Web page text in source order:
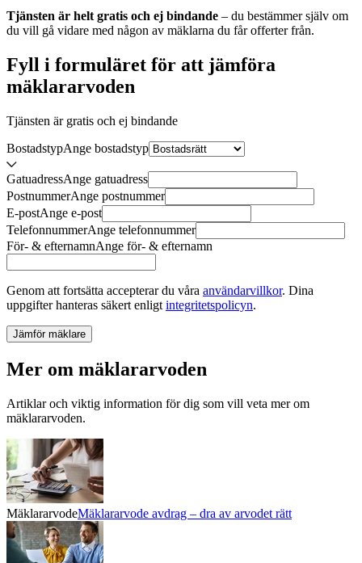
Tjänsten är helt gratis och ej bindande – du bestämmer själv om
du vill gå vidare med någon av mäklarna du får offerter från.
Fyll i formuläret för att jämföra
mäklararvoden
Tjänsten är gratis och ej bindande
BostadstypAnge bostadstyp
GatuadressAnge gatuadress
PostnummerAnge postnummer
E-postAnge e-post
TelefonnummerAnge telefonnummer
För- & efternamnAnge för- & efternamn
Genom att fortsätta accepterar du våra användarvillkor. Dina
uppgifter hanteras säkert enligt integritetspolicyn.
Jämför mäklare
Mer om mäklararvoden
Artiklar och viktig information för dig som vill veta mer om
mäklararvoden.
MäklararvodeMäklararvode avdrag – dra av arvodet rätt